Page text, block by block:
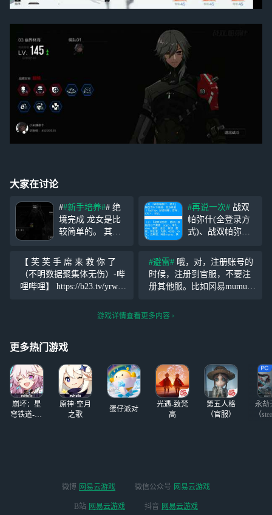
大家在讨论
##新手培养## 绝
境完成 龙女是比
较简单的。 其次
一定的欺骗性。
莉莉丝，它的抓取
很麻烦，没有任何
捷径，你只能去熟
模型大小，再加上
去熟悉，基本很难
看
#再说一次# 战双
帕弥什(全登录方
式)、战双帕弥什
什(九游)、战双帕
弥什(mumu)、战
双帕弥什 这几个
最大的区别就是后
【 芙 芙 手 席 来 救 你 了
（不明数据聚集体无伤）-哔
哩哔哩】 https://b23.tv/yrwys
但是这可是芙芙，我只能无
#避雷# 哦，对，注册账号的
时候，注册到官服，不要注
册其他服。比如冈易mumu，
是，虽然是属于星火服，但
游戏详情查看更多内容
更多热门游戏
崩坏：星
穹铁道-4.4
原神·空月
之歌
蛋仔派对
光遇-致梵
高
第五人格
（官服）
永劫
（
微博 网易云游戏 微信公众号 网易云游戏
B站 网易云游戏 抖音 网易云游戏